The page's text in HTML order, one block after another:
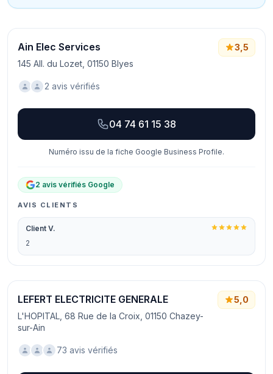
Ain Elec Services
145 All. du Lozet, 01150 Blyes
3,5
2 avis vérifiés
04 74 61 15 38
Numéro issu de la fiche Google Business Profile.
2 avis vérifiés Google
AVIS CLIENTS
Client V.
2
LEFERT ELECTRICITE GENERALE
L'HOPITAL, 68 Rue de la Croix, 01150 Chazey-
sur-Ain
5,0
73 avis vérifiés